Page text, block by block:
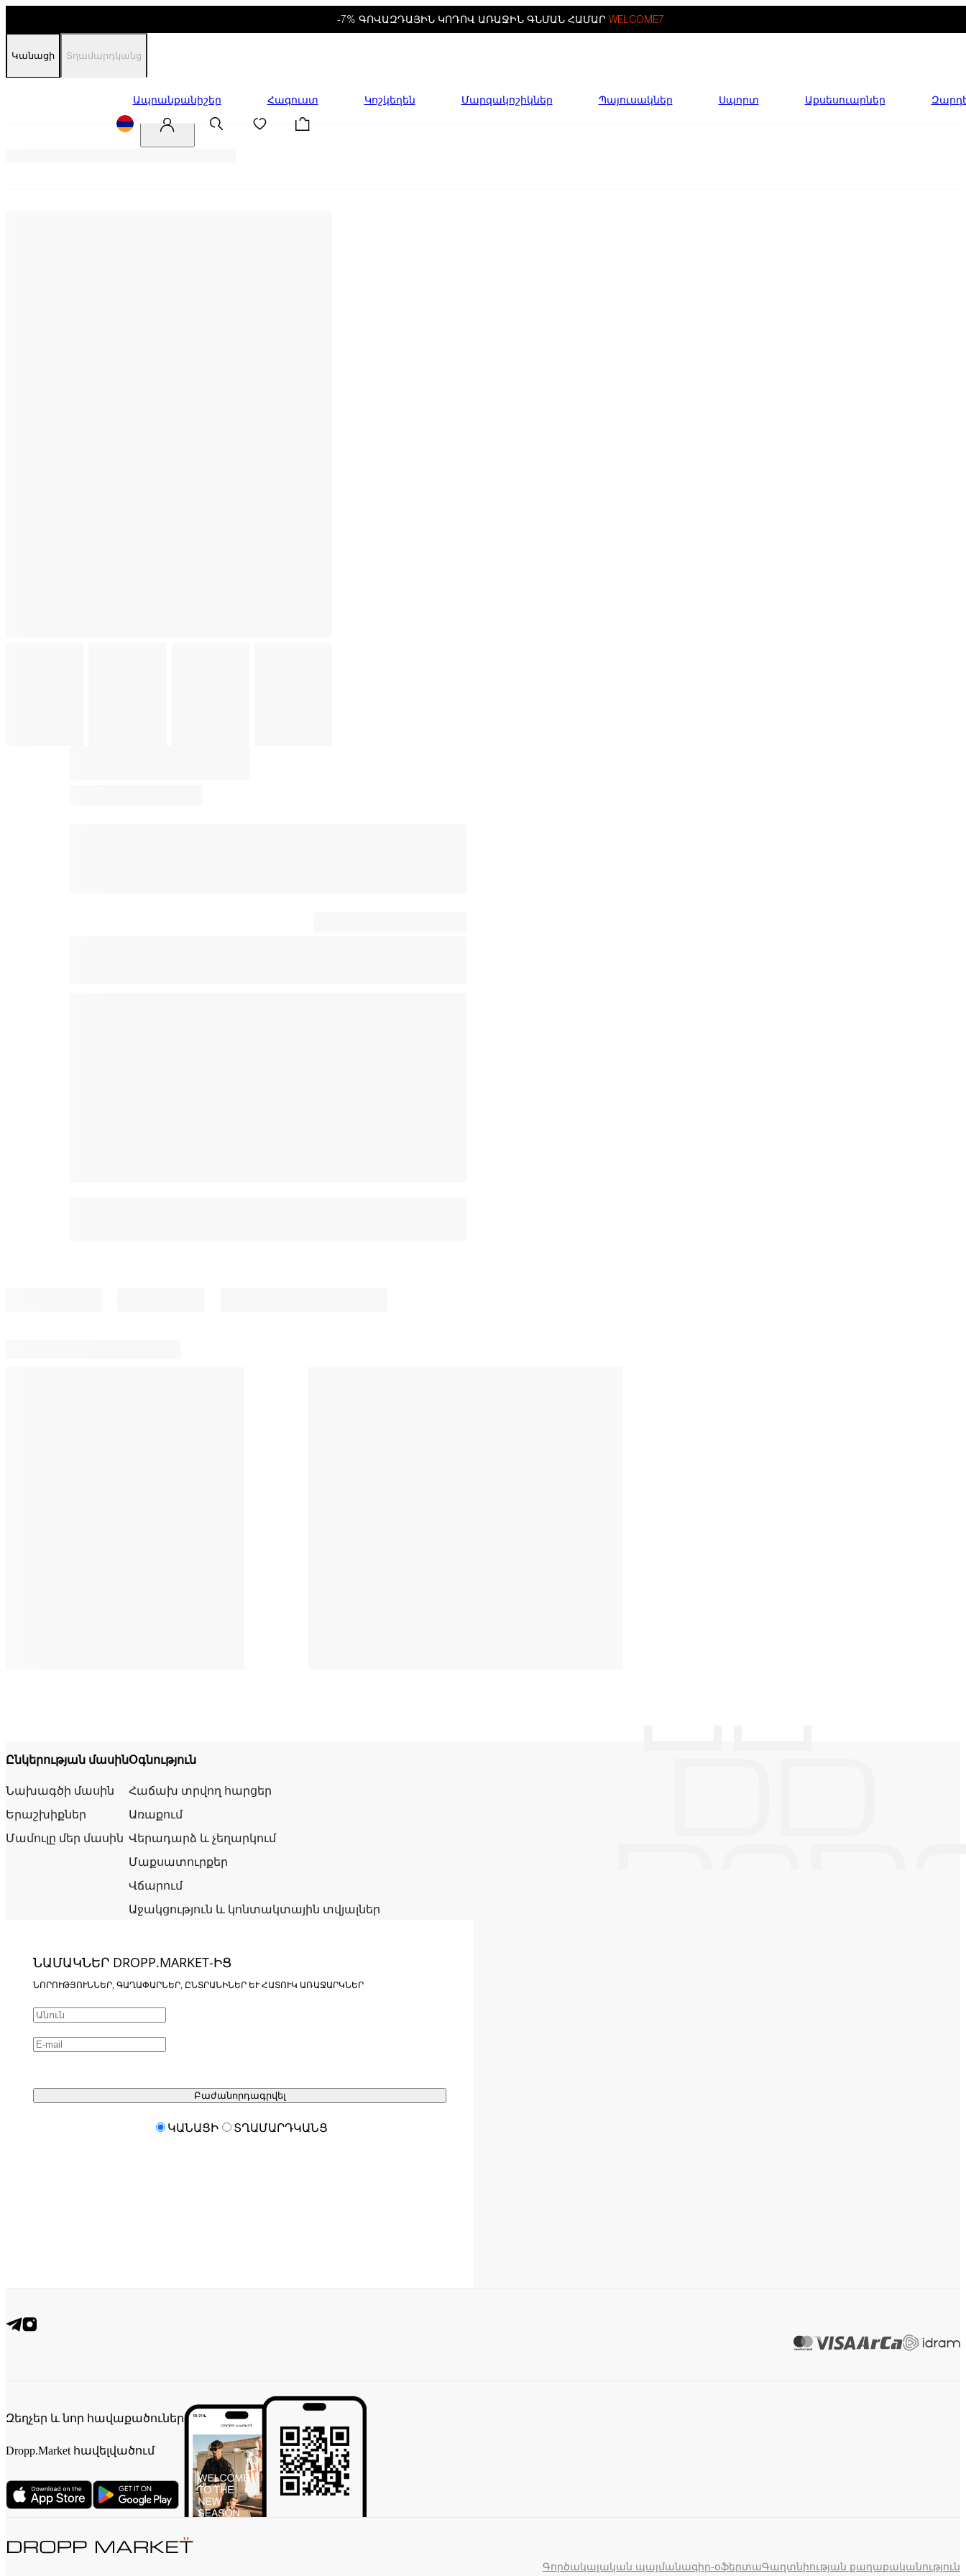
-7% ԳՈՎԱԶԴԱՅԻՆ ԿՈԴՈՎ ԱՌԱՋԻՆ ԳՆՄԱՆ ՀԱՄԱՐ WELCOME7
Կանացի Տղամարդկանց
Ապրանքանիշեր Հագուստ Կոշկեղեն Մարզակոշիկներ Պայուսակներ Սպորտ Աքսեսուարներ
Ընկերության մասին
Նախագծի մասին
Երաշխիքներ
Մամուլը մեր մասին
Օգնություն
Հաճախ տրվող հարցեր
Առաքում
Վերադարձ և չեղարկում
Մաքսատուրքեր
Վճարում
Աջակցություն և կոնտակտային տվյալներ
ՆԱՄԱԿՆԵՐ DROPP.MARKET-ԻՑ
ՆՈՐՈՒԹՅՈՒՆՆԵՐ, ԳԱՂԱՓԱՐՆԵՐ, ԸՆՏՐԱՆԻՆԵՐ ԵՒ ՀԱՏՈՒԿ ԱՌԱՋԱՐԿՆԵՐ
Բաժանորդագրվել
ԿԱՆԱՑԻ ՏՂԱՄԱՐԴԿԱՆՑ
Զեղչեր և նոր հավաքածուներ
Dropp.Market հավելվածում
Գործակալական պայմանագիր-օֆերտաԳաղտնիության քաղաքականություն